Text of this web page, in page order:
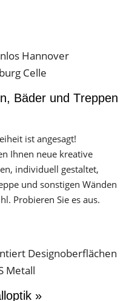
Bäder und Treppen
ist angesagt!
Ihnen neue kreative
individuell gestaltet,
und sonstigen Wänden
Probieren Sie es aus.
»